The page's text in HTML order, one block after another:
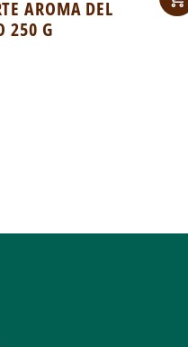
AROMA DEL
250 G